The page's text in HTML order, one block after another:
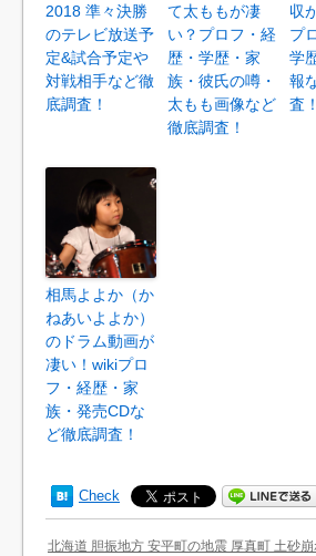
2018 準々決勝
のテレビ放送予
定&試合予定や
対戦相手など徹
底調査！
て太ももが凄
い？プロフ・経
歴・学歴・家
族・彼氏の噂・
太もも画像など
徹底調査！
収
プ
学
報
査！
相馬よよか（か
ねあいよよか）
のドラム動画が
凄い！wikiプロ
フ・経歴・家
族・発売CDな
ど徹底調査！
Check
北海道 胆振地方 安平町の地震 厚真町 土砂